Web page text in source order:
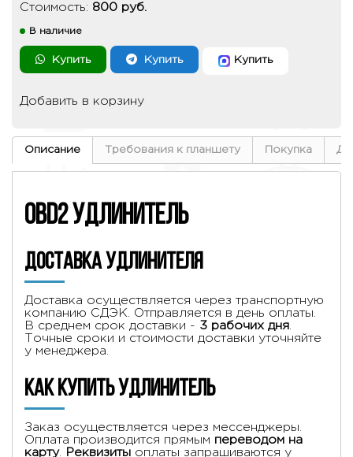
Стоимость: 800 руб.
В наличие
Купить Купить Купить
Добавить в корзину
Описание Требования к планшету Покупка
OBD2 удлинитель
Доставка удлинителя
Доставка осуществляется через транспортную
компанию СДЭК. Отправляется в день оплаты.
В среднем срок доставки - 3 рабочих дня
Точные сроки и стоимости доставки уточняйте
у менеджера.
Как купить удлинитель
Заказ осуществляется через мессенджеры.
Оплата производится прямым переводом на
карту. Реквизиты оплаты запрашиваются у